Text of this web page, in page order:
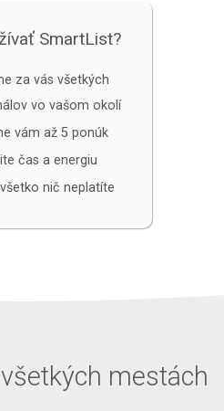
SmartList?
za vás všetkých
vo vašom okolí
vám až 5 ponúk
čas a energiu
nič neplatíte
mestách